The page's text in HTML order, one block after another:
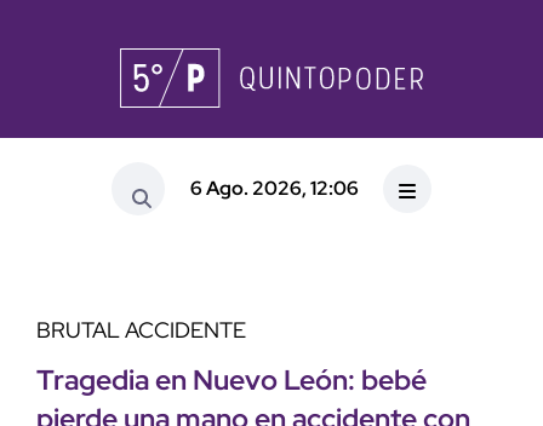
6 Ago. 2026, 12:06
BRUTAL ACCIDENTE
Tragedia en Nuevo León: bebé